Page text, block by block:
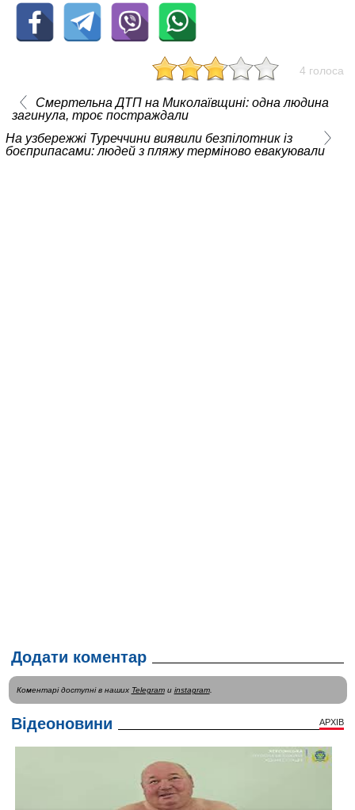
4 голоса
Смертельна ДТП на Миколаївщині: одна людина
загинула, троє постраждали
На узбережжі Туреччини виявили безпілотник із
боєприпасами: людей з пляжу терміново евакуювали
Додати коментар
Коментарі доступні в наших Telegramи instagram.
Відеоновини АРХІВ